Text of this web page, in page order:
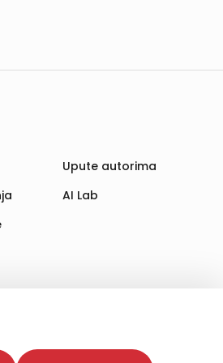
u tu svrhu. Naši partneri
Upute autorima
AI Lab